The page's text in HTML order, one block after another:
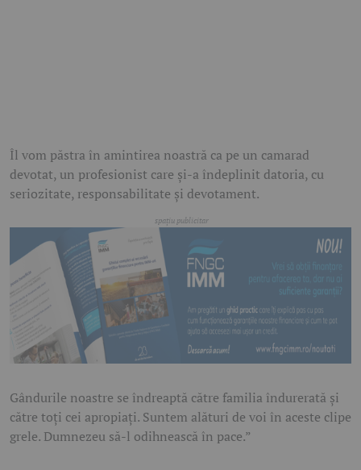
Îl vom păstra în amintirea noastră ca pe un camarad
devotat, un profesionist care și-a îndeplinit datoria, cu
seriozitate, responsabilitate și devotament.
Gândurile noastre se îndreaptă către familia îndurerată și
către toți cei apropiați. Suntem alături de voi în aceste clipe
grele. Dumnezeu să-l odihnească în pace.”